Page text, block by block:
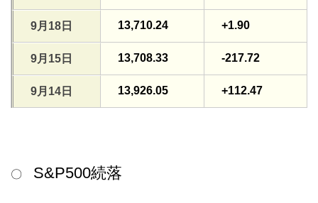
9月18日 13,710.24 +1.90
9月15日 13,708.33 -217.72
9月14日 13,926.05 +112.47
〇 S&P500続落